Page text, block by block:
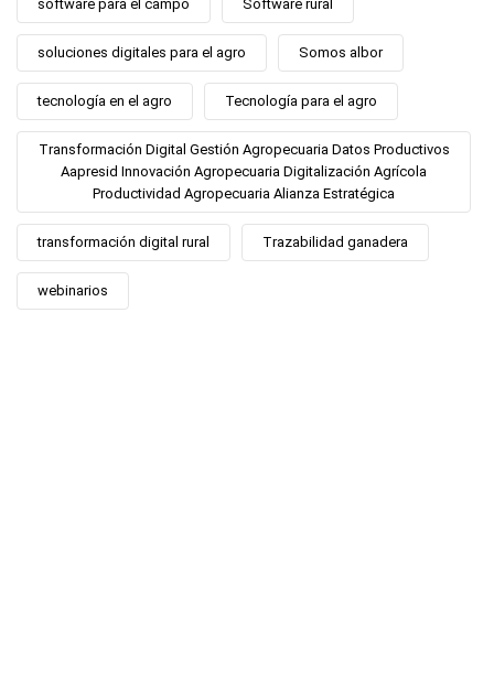
software para el campo Software rural
soluciones digitales para el agro Somos albor
tecnología en el agro Tecnología para el agro
Transformación Digital Gestión Agropecuaria Datos Productivos
Aapresid Innovación Agropecuaria Digitalización Agrícola
Productividad Agropecuaria Alianza Estratégica
transformación digital rural Trazabilidad ganadera
webinarios